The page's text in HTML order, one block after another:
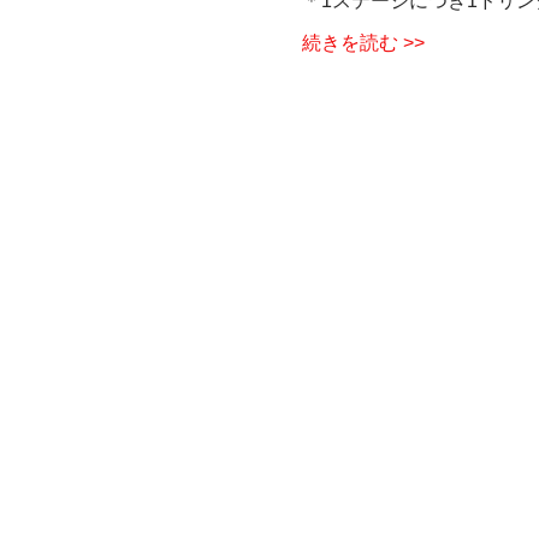
続きを読む >>